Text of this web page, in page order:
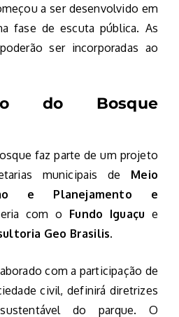
a ser desenvolvido em
fase de escuta pública. As
ser incorporadas ao
do Bosque
faz parte de um projeto
municipais de Meio
e Planejamento e
com o Fundo Iguaçu e
Geo Brasilis.
com a participação de
civil, definirá diretrizes
do parque. O